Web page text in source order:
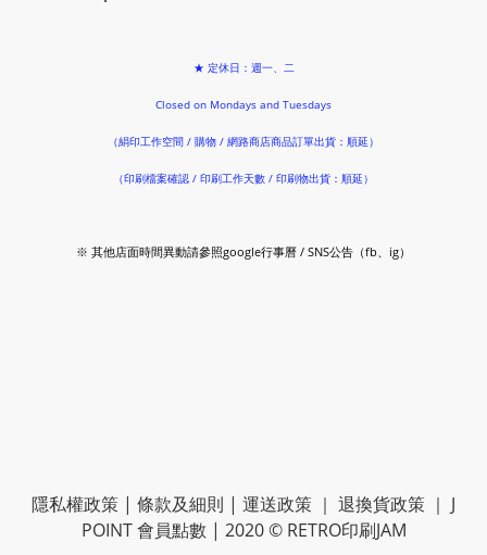
★ 定休日：週一、二
Closed on Mondays and Tuesdays
（絹印工作空間 / 購物 / 網路商店商品訂單出貨：順延）
（印刷檔案確認 / 印刷工作天數 / 印刷物出貨：順延）
※ 其他店面時間異動請參照google行事曆 / SNS公告（fb、ig）
隱私權政策 | 條款及細則 | 運送政策 ｜ 退換貨政策 ｜ J
POINT 會員點數 | 2020 © RETRO印刷JAM